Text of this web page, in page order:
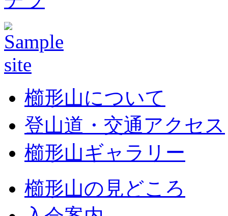
櫛形山について
登山道・交通アクセス
櫛形山ギャラリー
櫛形山の見どころ